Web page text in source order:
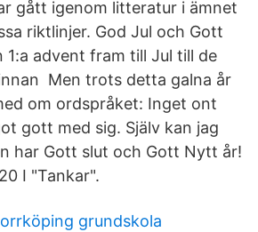
gått igenom litteratur i ämnet
riktlinjer. God Jul och Gott
1:a advent fram till Jul till de
Men trots detta galna år
om ordspråket: Inget ont
gott med sig. Själv kan jag
har Gott slut och Gott Nytt år!
I "Tankar".
grundskola